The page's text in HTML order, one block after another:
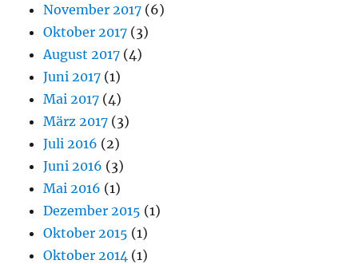
November 2017 (6)
Oktober 2017 (3)
August 2017 (4)
Juni 2017 (1)
Mai 2017 (4)
März 2017 (3)
Juli 2016 (2)
Juni 2016 (3)
Mai 2016 (1)
Dezember 2015 (1)
Oktober 2015 (1)
Oktober 2014 (1)